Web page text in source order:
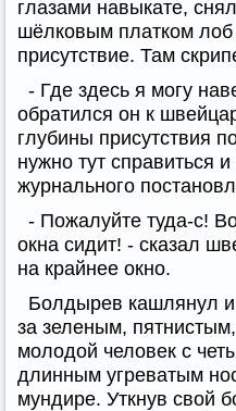
глазами навыкате,
шёлковым платком
присутствие. Там
- Где здесь я могу
обратился он к
глубины присутствия
нужно тут справиться
журнального
- Пожалуйте туда-с!
окна сидит! - сказал
на крайнее окно.
Болдырев кашлянул и
за зеленым,
молодой человек с
длинным угреватым
мундире. Уткнув свой